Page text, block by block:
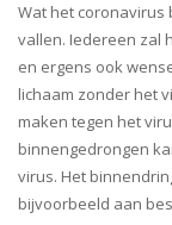
Wat het coronavirus
vallen. Iedereen zal
en ergens ook
lichaam zonder het
maken tegen het
binnengedrongen
virus. Het
bijvoorbeeld aan